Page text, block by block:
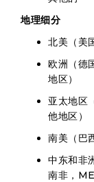
地理细分
北美（美
欧洲（德
地区）
亚太地区
他地区）
南美（巴
中东和非
南非，